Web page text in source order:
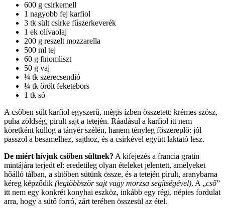
600 g csirkemell
1 nagyobb fej karfiol
3 tk sült csirke fűszerkeverék
1 ek olívaolaj
200 g reszelt mozzarella
500 ml tej
60 g finomliszt
50 g vaj
¼ tk szerecsendió
¼ tk őrölt feketebors
1 tk só
A csőben sült karfiol egyszerű, mégis ízben összetett: krémes szósz,
puha zöldség, pirult sajt a tetején. Ráadásul a karfiol itt nem
köretként kullog a tányér szélén, hanem tényleg főszereplő: jól
passzol a besamelhez, sajthoz, és a csirkével együtt laktató lesz.
De miért hívjuk csőben sültnek? A kifejezés a francia gratin
mintájára terjedt el: eredetileg olyan ételeket jelentett, amelyeket
hőálló tálban, a sütőben sütünk össze, és a tetején pirult, aranybarna
kéreg képződik (legtöbbször sajt vagy morzsa segítségével). A „cső”
itt nem egy konkrét konyhai eszköz, inkább egy régi, népies fordulat
arra, hogy a sütő forró, zárt terében összesül az étel.